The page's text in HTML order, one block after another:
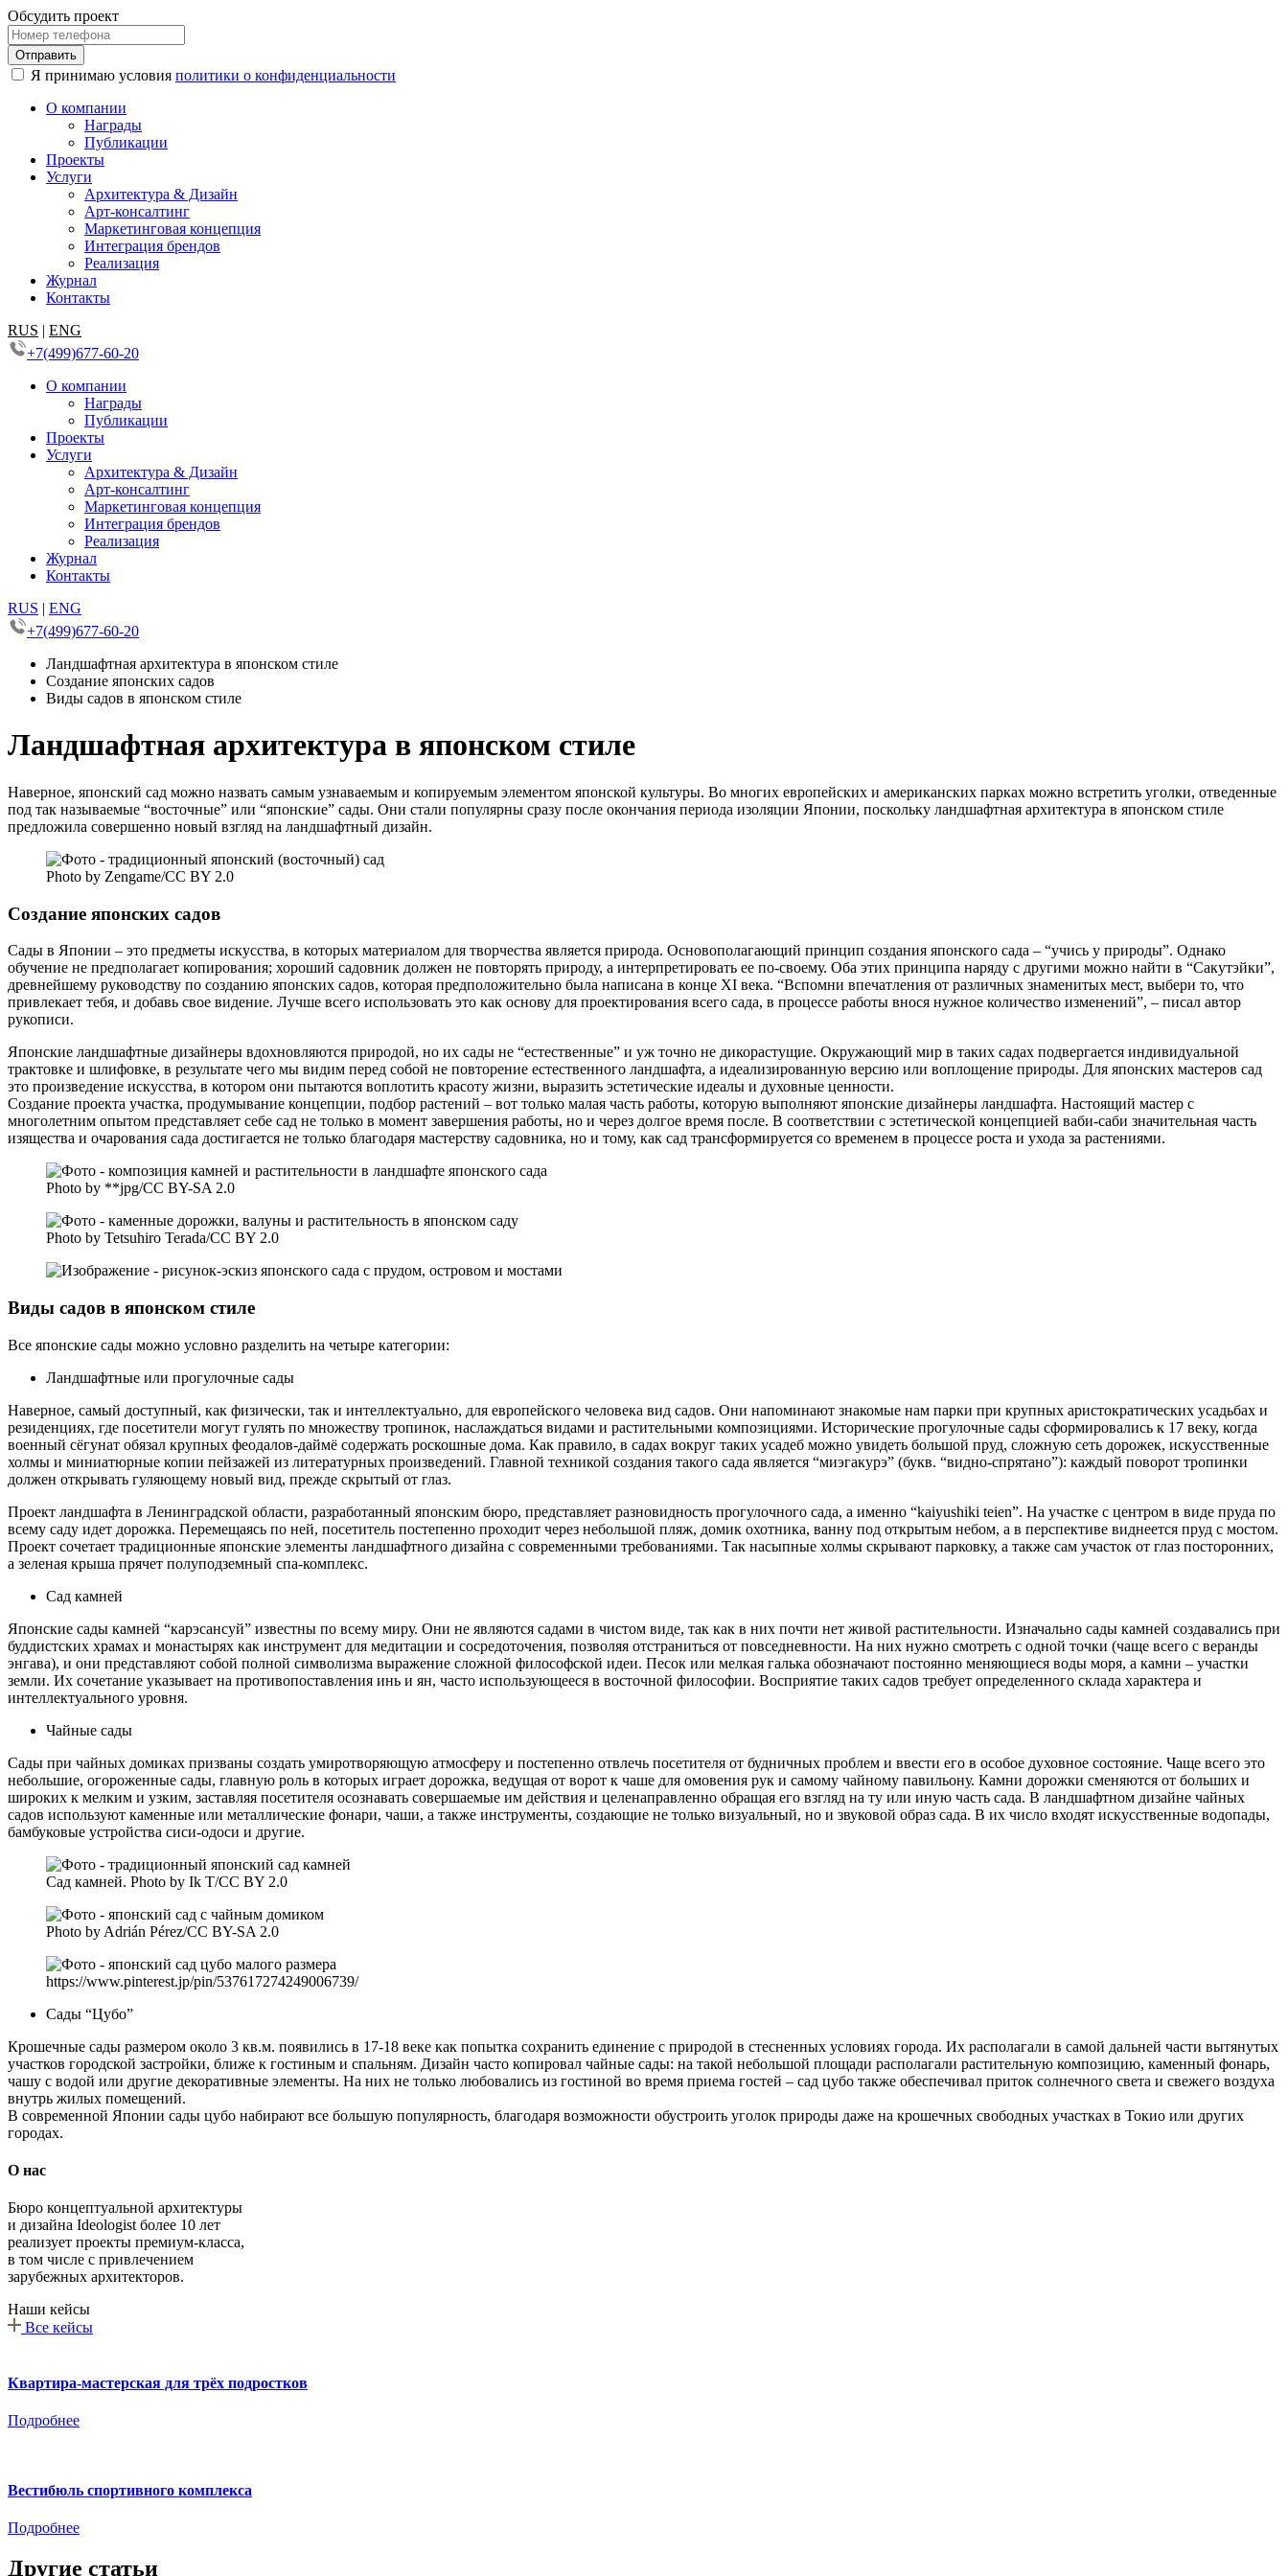
Обсудить проект
Я принимаю условия политики о конфиденциальности
О компании
Награды
Публикации
Проекты
Услуги
Архитектура & Дизайн
Арт-консалтинг
Маркетинговая концепция
Интеграция брендов
Реализация
Журнал
Контакты
RUS | ENG
+7(499)677-60-20
О компании
Награды
Публикации
Проекты
Услуги
Архитектура & Дизайн
Арт-консалтинг
Маркетинговая концепция
Интеграция брендов
Реализация
Журнал
Контакты
RUS | ENG
+7(499)677-60-20
Ландшафтная архитектура в японском стиле
Создание японских садов
Виды садов в японском стиле
Ландшафтная архитектура в японском стиле
Наверное, японский сад можно назвать самым узнаваемым и копируемым элементом японской культуры. Во многих европейских и американских парках можно встретить уголки, отведенные
под так называемые “восточные” или “японские” сады. Они стали популярны сразу после окончания периода изоляции Японии, поскольку ландшафтная архитектура в японском стиле
предложила совершенно новый взгляд на ландшафтный дизайн.
Photo by Zengame/CC BY 2.0
Создание японских садов
Сады в Японии – это предметы искусства, в которых материалом для творчества является природа. Основополагающий принцип создания японского сада – “учись у природы”. Однако
обучение не предполагает копирования; хороший садовник должен не повторять природу, а интерпретировать ее по-своему. Оба этих принципа наряду с другими можно найти в “Сакутэйки”,
древнейшему руководству по созданию японских садов, которая предположительно была написана в конце XI века. “Вспомни впечатления от различных знаменитых мест, выбери то, что
привлекает тебя, и добавь свое видение. Лучше всего использовать это как основу для проектирования всего сада, в процессе работы внося нужное количество изменений”, – писал автор
рукописи.
Японские ландшафтные дизайнеры вдохновляются природой, но их сады не “естественные” и уж точно не дикорастущие. Окружающий мир в таких садах подвергается индивидуальной
трактовке и шлифовке, в результате чего мы видим перед собой не повторение естественного ландшафта, а идеализированную версию или воплощение природы. Для японских мастеров сад
это произведение искусства, в котором они пытаются воплотить красоту жизни, выразить эстетические идеалы и духовные ценности.
Создание проекта участка, продумывание концепции, подбор растений – вот только малая часть работы, которую выполняют японские дизайнеры ландшафта. Настоящий мастер с
многолетним опытом представляет себе сад не только в момент завершения работы, но и через долгое время после. В соответствии с эстетической концепцией ваби-саби значительная часть
изящества и очарования сада достигается не только благодаря мастерству садовника, но и тому, как сад трансформируется со временем в процессе роста и ухода за растениями.
Photo by **jpg/CC BY-SA 2.0
Photo by Tetsuhiro Terada/CC BY 2.0
Виды садов в японском стиле
Все японские сады можно условно разделить на четыре категории:
Ландшафтные или прогулочные сады
Наверное, самый доступный, как физически, так и интеллектуально, для европейского человека вид садов. Они напоминают знакомые нам парки при крупных аристократических усадьбах и
резиденциях, где посетители могут гулять по множеству тропинок, наслаждаться видами и растительными композициями. Исторические прогулочные сады сформировались к 17 веку, когда
военный сёгунат обязал крупных феодалов-даймё содержать роскошные дома. Как правило, в садах вокруг таких усадеб можно увидеть большой пруд, сложную сеть дорожек, искусственные
холмы и миниатюрные копии пейзажей из литературных произведений. Главной техникой создания такого сада является “миэгакурэ” (букв. “видно-спрятано”): каждый поворот тропинки
должен открывать гуляющему новый вид, прежде скрытый от глаз.
Проект ландшафта в Ленинградской области, разработанный японским бюро, представляет разновидность прогулочного сада, а именно “kaiyushiki teien”. На участке с центром в виде пруда по
всему саду идет дорожка. Перемещаясь по ней, посетитель постепенно проходит через небольшой пляж, домик охотника, ванну под открытым небом, а в перспективе виднеется пруд с мостом.
Проект сочетает традиционные японские элементы ландшафтного дизайна с современными требованиями. Так насыпные холмы скрывают парковку, а также сам участок от глаз посторонних,
а зеленая крыша прячет полуподземный спа-комплекс.
Сад камней
Японские сады камней “карэсансуй” известны по всему миру. Они не являются садами в чистом виде, так как в них почти нет живой растительности. Изначально сады камней создавались при
буддистских храмах и монастырях как инструмент для медитации и сосредоточения, позволяя отстраниться от повседневности. На них нужно смотреть с одной точки (чаще всего с веранды
энгава), и они представляют собой полной символизма выражение сложной философской идеи. Песок или мелкая галька обозначают постоянно меняющиеся воды моря, а камни – участки
земли. Их сочетание указывает на противопоставления инь и ян, часто использующееся в восточной философии. Восприятие таких садов требует определенного склада характера и
интеллектуального уровня.
Чайные сады
Сады при чайных домиках призваны создать умиротворяющую атмосферу и постепенно отвлечь посетителя от будничных проблем и ввести его в особое духовное состояние. Чаще всего это
небольшие, огороженные сады, главную роль в которых играет дорожка, ведущая от ворот к чаше для омовения рук и самому чайному павильону. Камни дорожки сменяются от больших и
широких к мелким и узким, заставляя посетителя осознавать совершаемые им действия и целенаправленно обращая его взгляд на ту или иную часть сада. В ландшафтном дизайне чайных
садов используют каменные или металлические фонари, чаши, а также инструменты, создающие не только визуальный, но и звуковой образ сада. В их число входят искусственные водопады,
бамбуковые устройства сиси-одоси и другие.
Сад камней. Photo by Ik T/CC BY 2.0
Photo by Adrián Pérez/CC BY-SA 2.0
https://www.pinterest.jp/pin/537617274249006739/
Сады “Цубо”
Крошечные сады размером около 3 кв.м. появились в 17-18 веке как попытка сохранить единение с природой в стесненных условиях города. Их располагали в самой дальней части вытянутых
участков городской застройки, ближе к гостиным и спальням. Дизайн часто копировал чайные сады: на такой небольшой площади располагали растительную композицию, каменный фонарь,
чашу с водой или другие декоративные элементы. На них не только любовались из гостиной во время приема гостей – сад цубо также обеспечивал приток солнечного света и свежего воздуха
внутрь жилых помещений.
В современной Японии сады цубо набирают все большую популярность, благодаря возможности обустроить уголок природы даже на крошечных свободных участках в Токио или других
городах.
О нас
Бюро концептуальной архитектуры
и дизайна Ideologist более 10 лет
реализует проекты премиум-класса,
в том числе с привлечением
зарубежных архитекторов.
Наши кейсы
Все кейсы
Квартира-мастерская для трёх подростков
Подробнее
Вестибюль спортивного комплекса
Подробнее
Другие статьи